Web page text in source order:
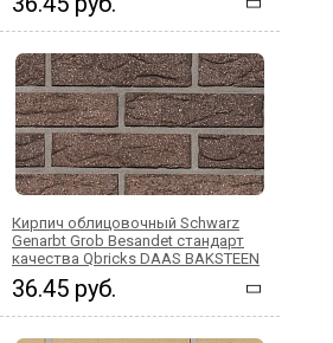
Кирпич облицовочный Schwarz
Genarbt Grob Besandet стандарт
качества Qbricks DAAS BAKSTEEN
36.45 руб.